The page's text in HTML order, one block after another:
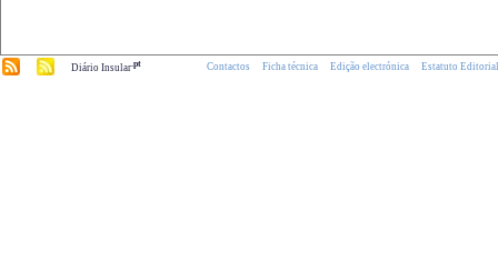
Diário Insular.pt Contactos Ficha técnica Edição electrónica Estatuto Editorial